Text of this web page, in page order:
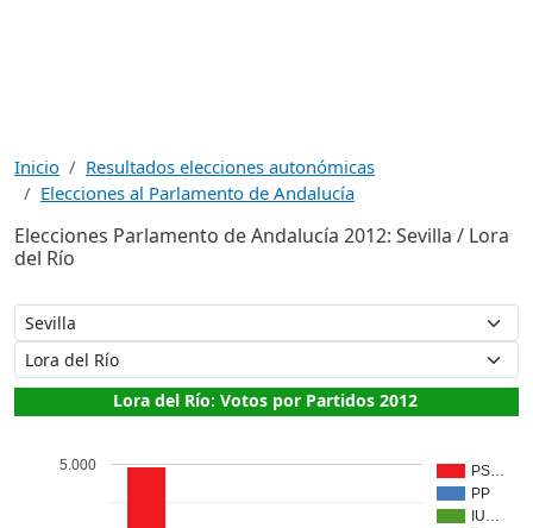
Inicio
Resultados elecciones autonómicas
Elecciones al Parlamento de Andalucía
Elecciones Parlamento de Andalucía 2012: Sevilla / Lora
del Río
Lora del Río: Votos por Partidos 2012
PS…
PP
IU…
5.000